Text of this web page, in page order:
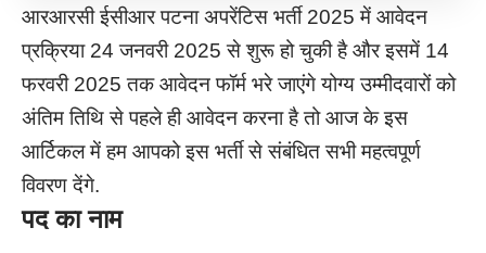
आरआरसी ईसीआर पटना अपरेंटिस भर्ती 2025 में आवेदन
प्रक्रिया 24 जनवरी 2025 से शुरू हो चुकी है और इसमें 14
फरवरी 2025 तक आवेदन फॉर्म भरे जाएंगे योग्य उम्मीदवारों को
अंतिम तिथि से पहले ही आवेदन करना है तो आज के इस
आर्टिकल में हम आपको इस भर्ती से संबंधित सभी महत्वपूर्ण
विवरण देंगे.
पद का नाम